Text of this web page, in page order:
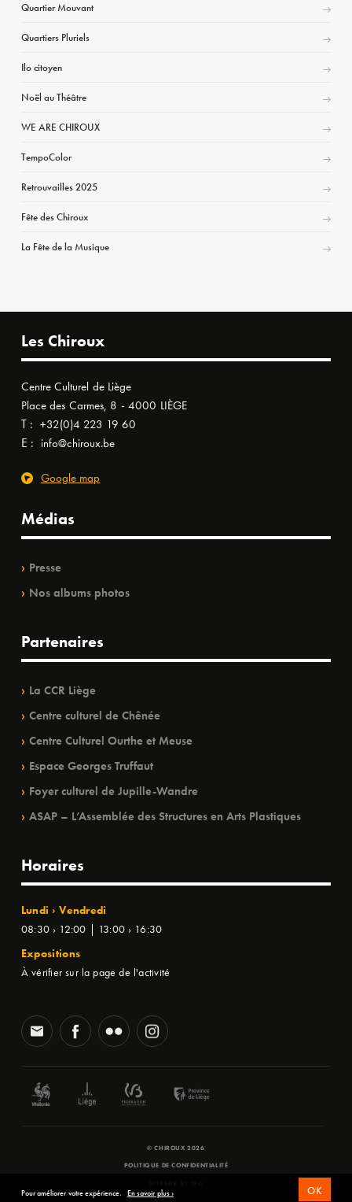
Quartier Mouvant
Quartiers Pluriels
Ilo citoyen
Noël au Théâtre
WE ARE CHIROUX
TempoColor
Retrouvailles 2025
Fête des Chiroux
La Fête de la Musique
Les Chiroux
Centre Culturel de Liège
Place des Carmes, 8 - 4000 LIÈGE
T : +32(0)4 223 19 60
E : info@chiroux.be
Google map
Médias
Presse
Nos albums photos
Partenaires
La CCR Liège
Centre culturel de Chênée
Centre Culturel Ourthe et Meuse
Espace Georges Truffaut
Foyer culturel de Jupille-Wandre
ASAP – L’Assemblée des Structures en Arts Plastiques
Horaires
Lundi › Vendredi
08:30 › 12:00 | 13:00 › 16:30
Expositions
À vérifier sur la page de l'activité
© CHIROUX 2026
POLITIQUE DE CONFIDENTIALITÉ
Pour améliorer votre expérience. En savoir plus › OK